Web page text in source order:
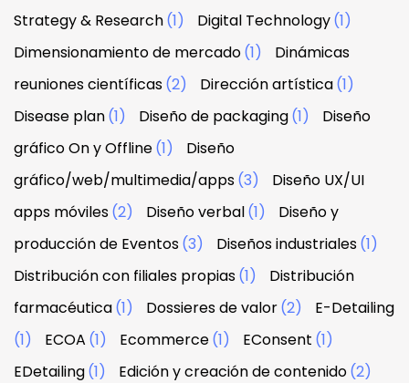
Strategy & Research(1) Digital Technology(1)
Dimensionamiento de mercado(1)
Dinámicas
reuniones científicas(2) Dirección artística(1)
Disease plan(1) Diseño de packaging(1)
Diseño
gráfico On y Offline(1)
Diseño
gráfico/web/multimedia/apps(3)
Diseño UX/UI
apps móviles(2) Diseño verbal(1)
Diseño y
producción de Eventos(3) Diseños industriales(1)
Distribución con filiales propias(1)
Distribución
farmacéutica(1) Dossieres de valor(2)
E-Detailing
(1)
ECOA (1) Ecommerce(1) EConsent (1)
EDetailing(1) Edición y creación de contenido(2)